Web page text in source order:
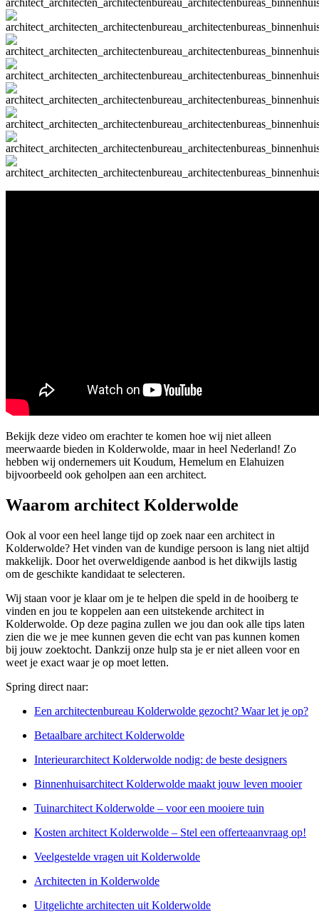
Bekijk deze video om erachter te komen hoe wij niet alleen
meerwaarde bieden in Kolderwolde, maar in heel Nederland! Zo
hebben wij ondernemers uit Koudum, Hemelum en Elahuizen
bijvoorbeeld ook geholpen aan een architect.
Waarom architect Kolderwolde
Ook al voor een heel lange tijd op zoek naar een architect in
Kolderwolde? Het vinden van de kundige persoon is lang niet altijd
makkelijk. Door het overweldigende aanbod is het dikwijls lastig
om de geschikte kandidaat te selecteren.
Wij staan voor je klaar om je te helpen die speld in de hooiberg te
vinden en jou te koppelen aan een uitstekende architect in
Kolderwolde. Op deze pagina zullen we jou dan ook alle tips laten
zien die we je mee kunnen geven die echt van pas kunnen komen
bij jouw zoektocht. Dankzij onze hulp sta je er niet alleen voor en
weet je exact waar je op moet letten.
Spring direct naar:
Een architectenbureau Kolderwolde gezocht? Waar let je op?
Betaalbare architect Kolderwolde
Interieurarchitect Kolderwolde nodig: de beste designers
Binnenhuisarchitect Kolderwolde maakt jouw leven mooier
Tuinarchitect Kolderwolde – voor een mooiere tuin
Kosten architect Kolderwolde – Stel een offerteaanvraag op!
Veelgestelde vragen uit Kolderwolde
Architecten in Kolderwolde
Uitgelichte architecten uit Kolderwolde